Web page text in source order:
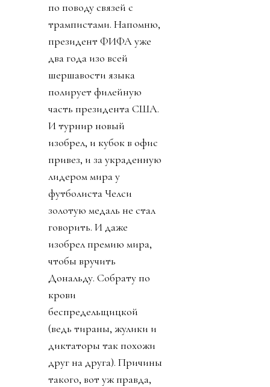
по поводу связей с
трампистами. Напомню,
президент ФИФА уже
два года изо всей
шершавости языка
полирует филейную
часть президента США.
И турнир новый
изобрел, и кубок в офис
привез, и за украденную
лидером мира у
футболиста Челси
золотую медаль не стал
говорить. И даже
изобрел премию мира,
чтобы вручить
Дональду. Собрату по
крови
беспредельщицкой
(ведь тираны, жулики и
диктаторы так похожи
друг на друга). Причины
такого, вот уж правда,